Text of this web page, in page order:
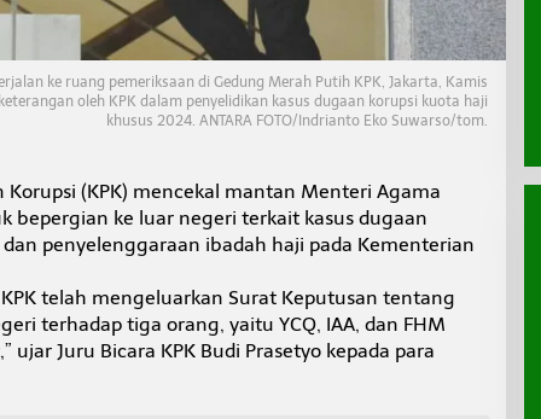
ke ruang pemeriksaan di Gedung Merah Putih KPK, Jakarta, Kamis
oleh KPK dalam penyelidikan kasus dugaan korupsi kuota haji
khusus 2024. ANTARA FOTO/Indrianto Eko Suwarso/tom.
Korupsi (KPK) mencekal mantan Menteri Agama
bepergian ke luar negeri terkait kasus dugaan
penyelenggaraan ibadah haji pada Kementerian
telah mengeluarkan Surat Keputusan tentang
terhadap tiga orang, yaitu YCQ, IAA, dan FHM
Juru Bicara KPK Budi Prasetyo kepada para